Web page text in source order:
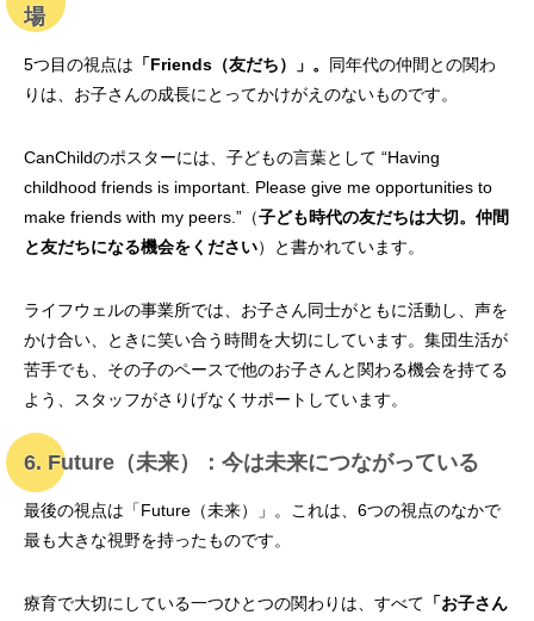
場
5つ目の視点は 「Friends（友だち）」。 同年代の仲間との関わ
りは、お子さんの成長にとってかけがえのないものです。
CanChildのポスターには、子どもの言葉として “Having
childhood friends is important. Please give me opportunities to
make friends with my peers.”（子ども時代の友だちは大切。仲間
と友だちになる機会をください）と書かれています。
ライフウェルの事業所では、お子さん同士がともに活動し、声を
かけ合い、ときに笑い合う時間を大切にしています。集団生活が
苦手でも、その子のペースで他のお子さんと関わる機会を持てる
よう、スタッフがさりげなくサポートしています。
6. Future（未来）：今は未来につながっている
最後の視点は「Future（未来）」。これは、6つの視点のなかで
最も大きな視野を持ったものです。
療育で大切にしている一つひとつの関わりは、すべて 「お子さん